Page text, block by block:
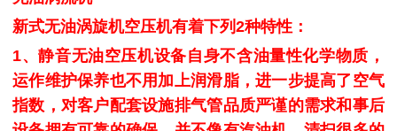
新式无油涡旋机空压机有着下列2种特性：
1、静音无油空压机设备自身不含油量性化学物质，
运作维护保养也不用加上润滑脂，进一步提高了空气
指数，对客户配套设施排气管品质严谨的需求和事后